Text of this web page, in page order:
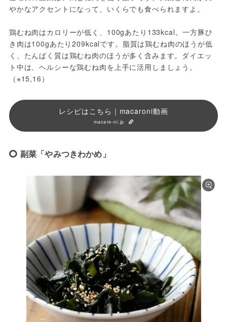
やかなアクセントになって、いくらでも食べられますよ。
鶏むね肉はカロリーが低く、100gあたり133kcal。一方豚ひ
き肉は100gあたり209kcalです。脂質は鶏むね肉のほうが低
く、たんぱく質は鶏むね肉のほうが多く含みます。ダイエッ
ト中は、ヘルシーな鶏むね肉を上手に活用しましょう。
（※15,16）
レシピはこちら｜macaroni動画
macaro-ni.jp
副菜「やみつきわかめ」